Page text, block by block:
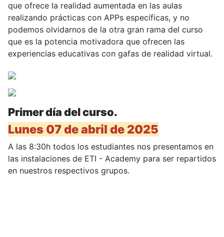
que ofrece la realidad aumentada en las aulas
realizando prácticas con APPs específicas, y no
podemos olvidarnos de la otra gran rama del curso
que es la potencia motivadora que ofrecen las
experiencias educativas con gafas de realidad virtual.
Primer día del curso.
Lunes 07 de abril de 2025
A las 8:30h todos los estudiantes nos presentamos en
las instalaciones de ETI - Academy para ser repartidos
en nuestros respectivos grupos.